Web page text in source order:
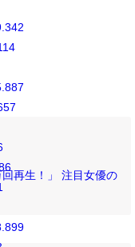
再生！」 注目女優の